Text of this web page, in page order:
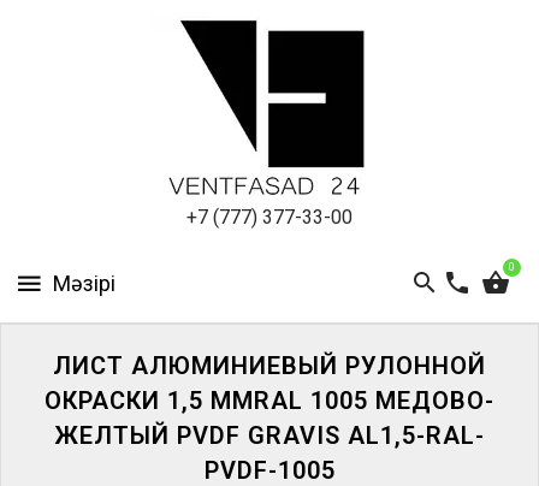
+7 (777) 377-33-00
0
ПАНЕЛИ
ЛИСТ АЛЮМИНИЕВЫЙ РУЛОННОЙ
ОКРАСКИ 1,5 ММRAL 1005 МЕДОВО-
ЖЕЛТЫЙ PVDF GRAVIS AL1,5-RAL-
PVDF-1005